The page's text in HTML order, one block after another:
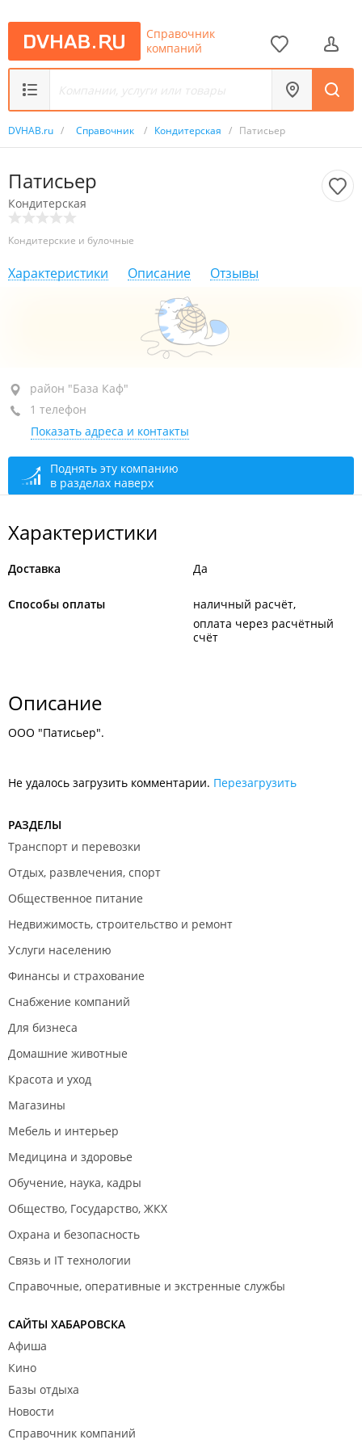
Справочник
компаний
DVHAB.ru / Справочник / Кондитерская / Патисьер
Патисьер
Кондитерская
Кондитерские и булочные
Характеристики Описание Отзывы
район "База Каф", ул. Железнякова, 15А
+7 924 403-10-01
открыто: 08:00–19:00
район "База Каф"
1 телефон
Показать адреса и контакты
Поднять эту компанию
в разделах наверх
Характеристики
Доставка Да
Способы оплаты
наличный расчёт
оплата через расчётный
счёт
Описание
ООО "Патисьер".
Не удалось загрузить комментарии. Перезагрузить
РАЗДЕЛЫ
Транспорт и перевозки
Отдых, развлечения, спорт
Общественное питание
Недвижимость, строительство и ремонт
Услуги населению
Финансы и страхование
Снабжение компаний
Для бизнеса
Домашние животные
Красота и уход
Магазины
Мебель и интерьер
Медицина и здоровье
Обучение, наука, кадры
Общество, Государство, ЖКХ
Охрана и безопасность
Связь и IT технологии
Справочные, оперативные и экстренные службы
САЙТЫ ХАБАРОВСКА
Афиша
Кино
Базы отдыха
Новости
Справочник компаний